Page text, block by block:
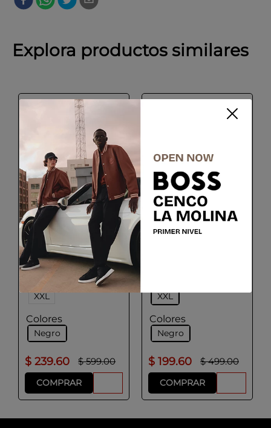
Explora productos similares
HUGO
Casaca modelo
Bomber repelente al
agua HUGO x RB
Talla
L
XL
XXL
Colores
Negro
$ 239.60 $ 599.00
COMPRAR
HUGO
Hugo - Casaca
repelente al agua con
XXL
Colores
Negro
$ 199.60 $ 499.00
COMPRAR